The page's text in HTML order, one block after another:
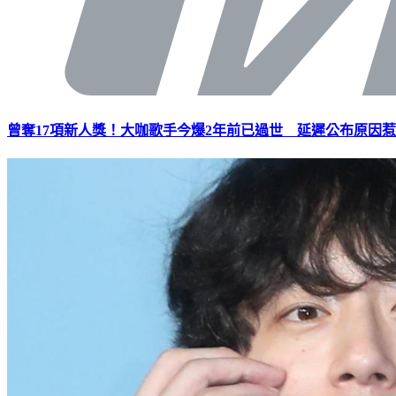
曾奪17項新人獎！大咖歌手今爆2年前已過世 延遲公布原因